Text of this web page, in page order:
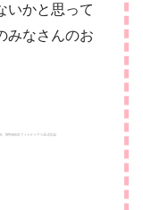
いかと思って
みなさんのお